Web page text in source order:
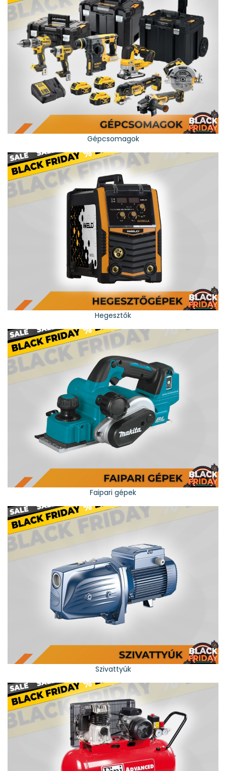
Gépcsomagok
Hegesztők
Faipari gépek
Szivattyúk